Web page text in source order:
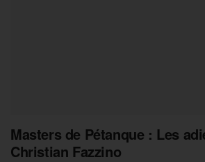
Masters de Pétanque : Les
Christian Fazzino